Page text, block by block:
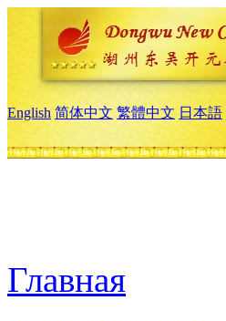
English 简体中文 繁體中文 日本語
Главная